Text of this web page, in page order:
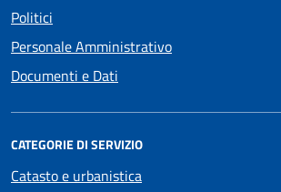
Politici
Personale Amministrativo
Documenti e Dati
CATEGORIE DI SERVIZIO
Catasto e urbanistica